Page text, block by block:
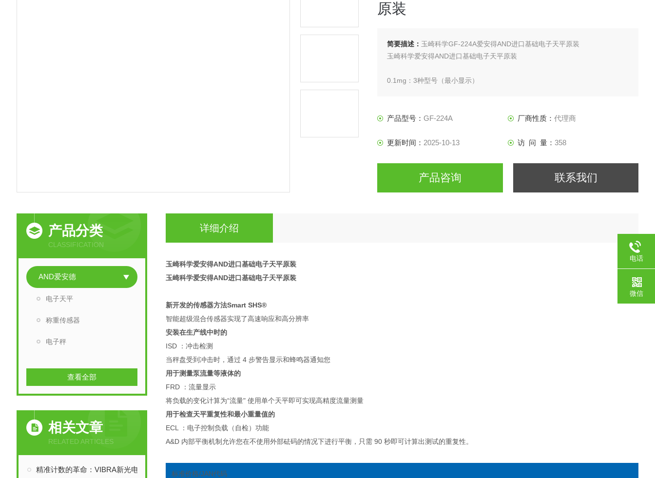
原装
简要描述： 玉崎科学GF-224A爱安得AND进口基础电子天平原装
玉崎科学爱安得AND进口基础电子天平原装
0.1mg：3种型号（最小显示）
0.1g：2种型号
产品型号：GF-224A 厂商性质：代理商
更新时间： 2025-10-13 访 问 量：358
产品咨询 联系我们
产品分类
CLASSIFICATION
AND爱安德
电子天平
称重传感器
电子秤
查看全部
相关文章
RELATED ARTICLES
精准计数的革命：VIBRA新光电子秤与音叉传感器技术解析
详细介绍
玉崎科学爱安得AND进口基础电子天平原装
玉崎科学爱安得AND进口基础电子天平原装
新开发的传感器方法Smart SHS®
智能超级混合传感器实现了高速响应和高分辨率
安装在生产线中时的
ISD ：冲击检测
当秤盘受到冲击时，通过 4 步警告显示和蜂鸣器通知您
用于测量泵流量等液体的
FRD ：流量显示
将负载的变化计算为“流量" 使用单个天平即可实现高精度流量测量
用于检查天平重复性和最小重量值的
ECL ：电子控制负载（自检）功能
A&D 内部平衡机制允许您在不使用外部砝码的情况下进行平衡，只需 90 秒即可计算出测试的重复性。
标准价格/JAN代码
电话
微信